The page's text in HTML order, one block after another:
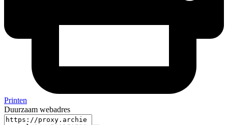
Printen
Duurzaam webadres